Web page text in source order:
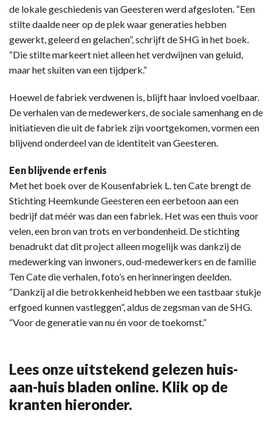
de lokale geschiedenis van Geesteren werd afgesloten. “Een
stilte daalde neer op de plek waar generaties hebben
gewerkt, geleerd en gelachen”, schrijft de SHG in het boek.
“Die stilte markeert niet alleen het verdwijnen van geluid,
maar het sluiten van een tijdperk.”
Hoewel de fabriek verdwenen is, blijft haar invloed voelbaar.
De verhalen van de medewerkers, de sociale samenhang en de
initiatieven die uit de fabriek zijn voortgekomen, vormen een
blijvend onderdeel van de identiteit van Geesteren.
Een blijvende erfenis
Met het boek over de Kousenfabriek L. ten Cate brengt de
Stichting Heemkunde Geesteren een eerbetoon aan een
bedrijf dat méér was dan een fabriek. Het was een thuis voor
velen, een bron van trots en verbondenheid. De stichting
benadrukt dat dit project alleen mogelijk was dankzij de
medewerking van inwoners, oud-medewerkers en de familie
Ten Cate die verhalen, foto’s en herinneringen deelden.
“Dankzij al die betrokkenheid hebben we een tastbaar stukje
erfgoed kunnen vastleggen”, aldus de zegsman van de SHG.
“Voor de generatie van nu én voor de toekomst.”
Lees onze uitstekend gelezen huis-
aan-huis bladen online. Klik op de
kranten hieronder.